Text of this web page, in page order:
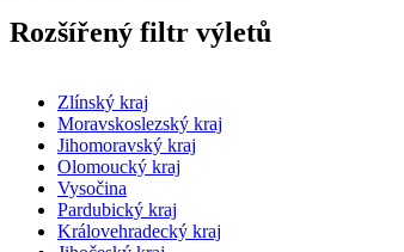
Rozšířený filtr výletů
Zlínský kraj
Moravskoslezský kraj
Jihomoravský kraj
Olomoucký kraj
Vysočina
Pardubický kraj
Královehradecký kraj